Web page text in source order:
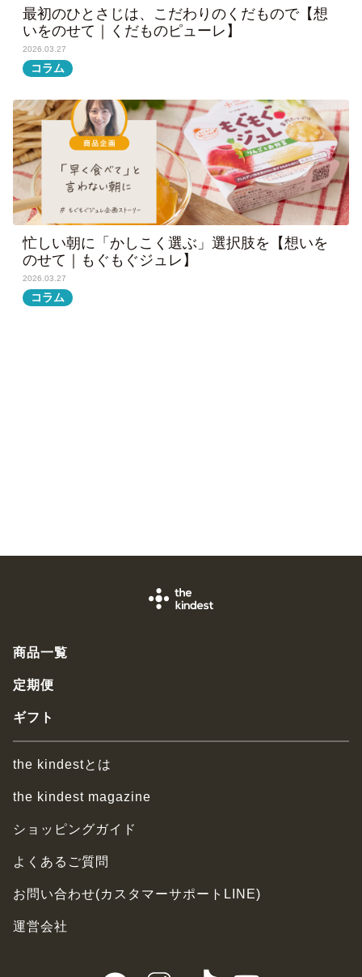
最初のひとさじは、こだわりのくだもので【想
いをのせて｜くだものピューレ】
2026.03.27
コラム
忙しい朝に「かしこく選ぶ」選択肢を【想いを
のせて｜もぐもぐジュレ】
2026.03.27
コラム
商品一覧
定期便
ギフト
the kindestとは
the kindest magazine
ショッピングガイド
よくあるご質問
お問い合わせ(カスタマーサポートLINE)
運営会社